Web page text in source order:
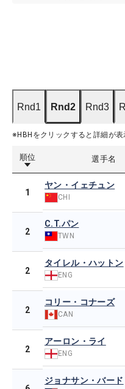
Rnd1 Rnd2 Rnd3
※HBHをクリックすると詳細が表
順位 選手名
1
ヤン・イェチュン
CHI
2
C.T.パン
TWN
2
タイレル・ハットン
ENG
2
コリー・コナーズ
CAN
2
アーロン・ライ
ENG
ジョナサン・バード